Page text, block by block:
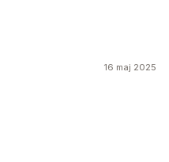
16 maj 2025